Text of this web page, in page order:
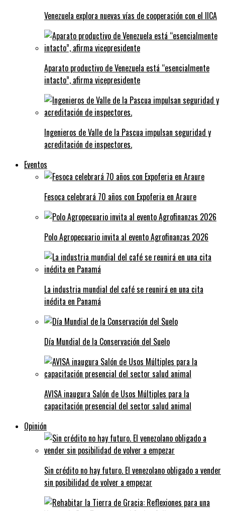
Venezuela explora nuevas vías de cooperación con el IICA
Aparato productivo de Venezuela está “esencialmente
intacto”, afirma vicepresidente
Ingenieros de Valle de la Pascua impulsan seguridad y
acreditación de inspectores.
Eventos
Fesoca celebrará 70 años con Expoferia en Araure
Polo Agropecuario invita al evento Agrofinanzas 2026
La industria mundial del café se reunirá en una cita
inédita en Panamá
Día Mundial de la Conservación del Suelo
AVISA inaugura Salón de Usos Múltiples para la
capacitación presencial del sector salud animal
Opinión
Sin crédito no hay futuro. El venezolano obligado a vender
sin posibilidad de volver a empezar